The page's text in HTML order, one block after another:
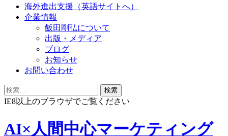
海外進出支援（英語サイトへ）
企業情報
飯田剛弘について
出版・メディア
ブログ
お知らせ
お問い合わせ
検
索:
IE8以上のブラウザでご覧ください
AI×人間中心マーケティング